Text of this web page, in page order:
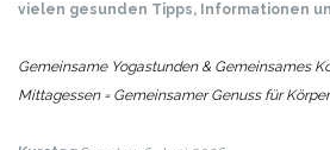
vielen gesunden Tipps, Informationen
Gemeinsame Yogastunden & Gemeinsames
Mittagessen = Gemeinsamer Genuss für